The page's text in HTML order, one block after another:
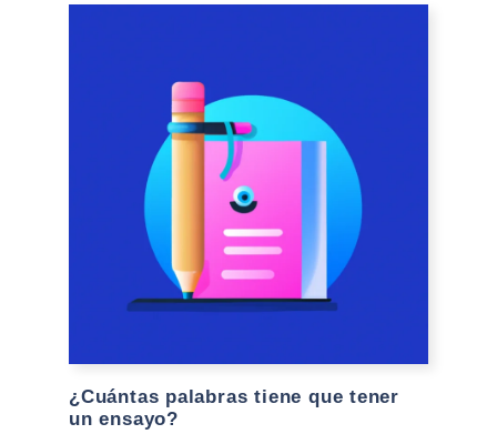
¿Cuántas palabras tiene que tener
un ensayo?